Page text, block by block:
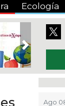
Ecología
Next
Ago